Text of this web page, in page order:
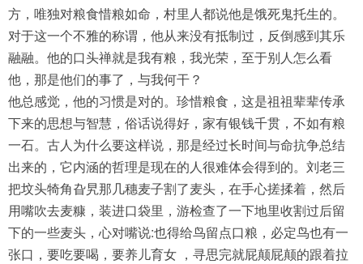
方，唯独对粮食惜粮如命，村里人都说他是饿死鬼托生的。
对于这一个不雅的称谓，他从来没有抵制过，反倒感到其乐
融融。他的口头禅就是我有粮，我光荣，至于别人怎么看
他，那是他们的事了，与我何干？
他总感觉，他的习惯是对的。珍惜粮食，这是祖祖辈辈传承
下来的思想与智慧，俗话说得好，家有银钱千贯，不如有粮
一石。古人为什么要这样说，那是经过长时间与命抗争总结
出来的，它内涵的哲理是现在的人很难体会得到的。刘老三
把坟头犄角旮旯那几穗麦子割了麦头，在手心搓揉着，然后
用嘴吹去麦糠，装进口袋里，游检查了一下地里收割过后留
下的一些麦头，心对嘴说:也得给鸟留点口粮，必定鸟也有一
张口，要吃要喝，要养儿育女 ，寻思完就屁颠屁颠的跟着拉